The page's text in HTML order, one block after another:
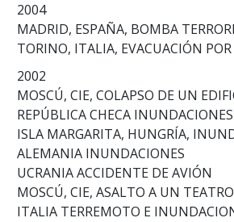
2004
MADRID, ESPAÑA, BOMBA
TORINO, ITALIA, EVACUACIÓN
2002
MOSCÚ, CIE, COLAPSO DE UN
REPÚBLICA CHECA INUNDACIONES
ISLA MARGARITA, HUNGRÍA,
ALEMANIA INUNDACIONES
UCRANIA ACCIDENTE DE AVIÓN
MOSCÚ, CIE, ASALTO A UN TEATRO
ITALIA TERREMOTO E